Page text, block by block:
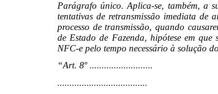
Parágrafo único. Aplica-se, também, a
tentativas de retransmissão imediata de
processo de transmissão, quando
de Estado de Fazenda, hipótese em que
NFC-e pelo tempo necessário à solução
“Art. 8º ..........................
.....................................